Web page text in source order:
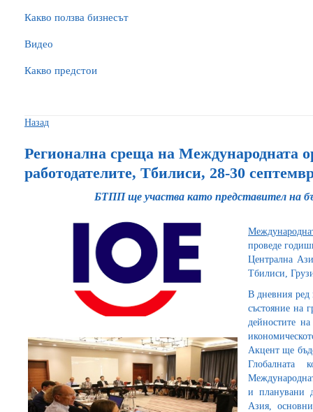
Какво ползва бизнесът
Видео
Какво предстои
Назад
Регионална среща на Международната
работодателите, Тбилиси, 28-30
БТПП ще участва като представител на
проведе
Централна
Тбилиси,
В дневния ред
състояние на
дейностите
Акцент ще
Глобалната
и планувани
Азия,